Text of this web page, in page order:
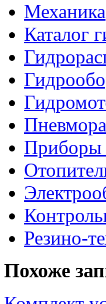
Механика
Каталог
Приборы
Резино-
Похоже